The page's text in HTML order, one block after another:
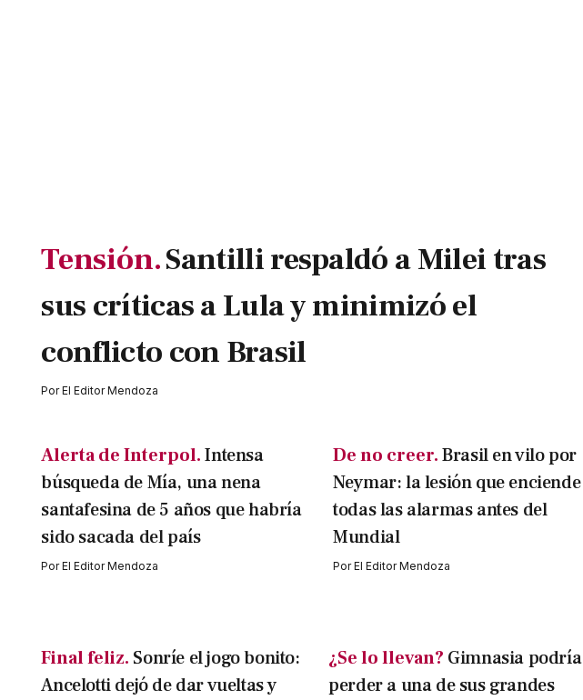
Tensión.Santilli respaldó a Milei tras
sus críticas a Lula y minimizó el
conflicto con Brasil
PorEl Editor Mendoza
Alerta de Interpol. Intensa
búsqueda de Mía, una nena
santafesina de 5 años que habría
sido sacada del país
PorEl Editor Mendoza
De no creer.Brasil en vilo por
Neymar: la lesión que enciende
todas las alarmas antes del
Mundial
PorEl Editor Mendoza
Final feliz. Sonríe el jogo bonito:
Ancelotti dejó de dar vueltas y
¿Se lo llevan? Gimnasia podría
perder a una de sus grandes